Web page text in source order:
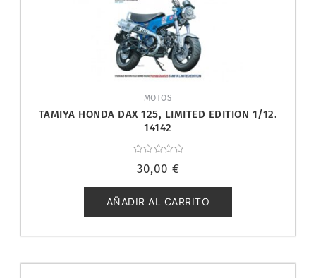
MOTOS
TAMIYA HONDA DAX 125, LIMITED EDITION 1/12.
14142
con
de
5
30,00 €
AÑADIR AL CARRITO